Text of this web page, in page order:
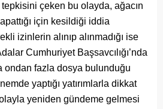
çeken bu olayda, ağacın
için kesildiği iddia
izinlerin alınıp alınmadığı ise
Cumhuriyet Başsavcılığı’nda
ondan fazla dosya bulunduğu
yaptığı yatırımlarla dikkat
yeniden gündeme gelmesi